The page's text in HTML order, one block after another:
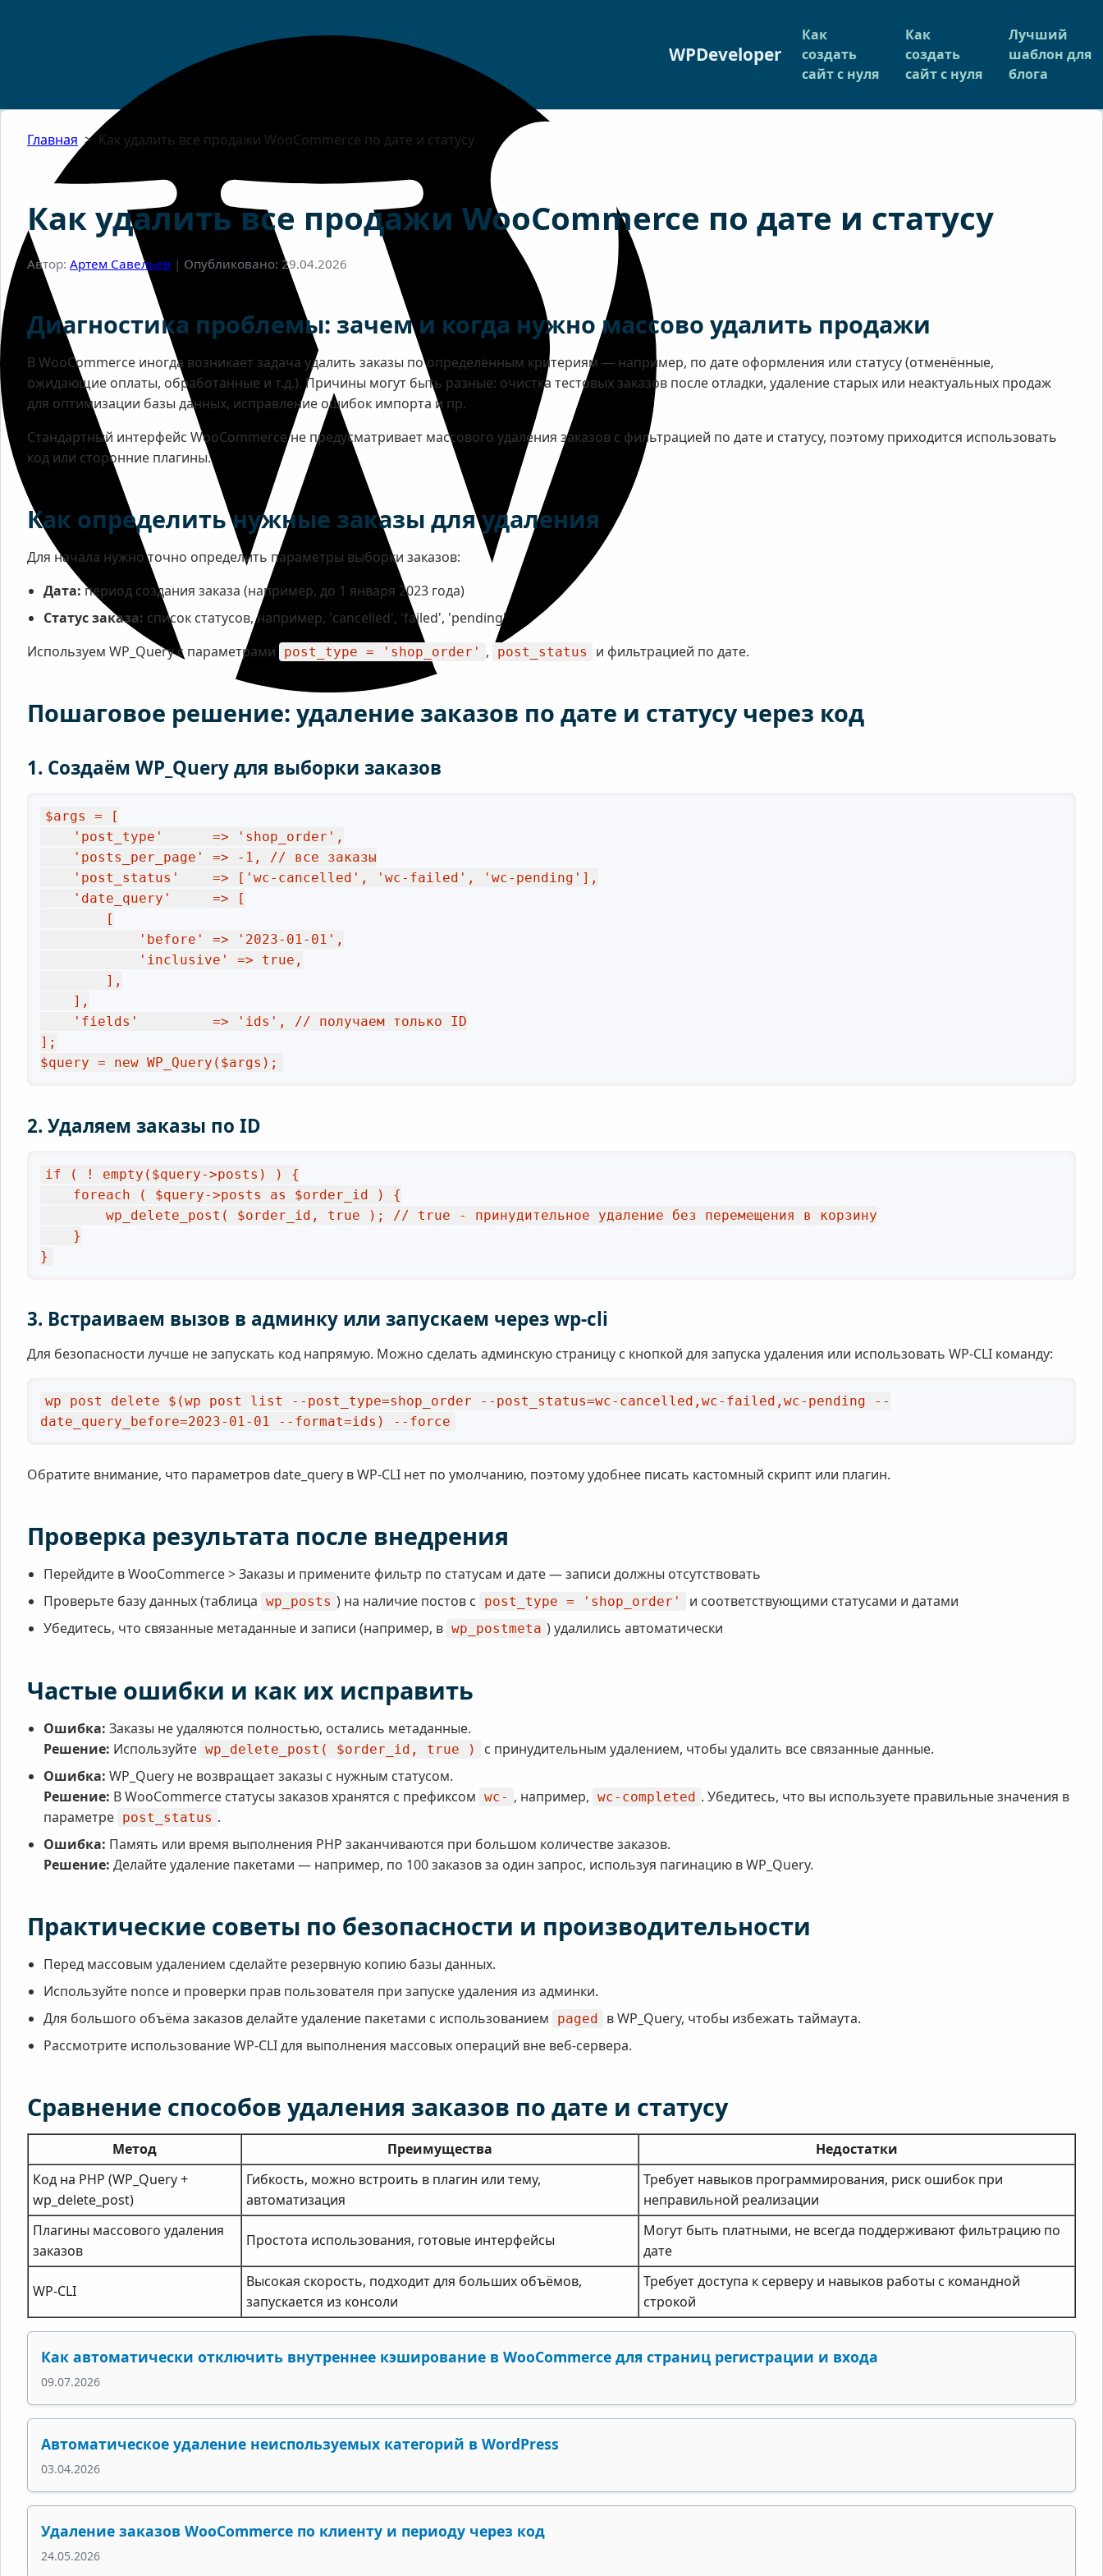
WPDeveloper
Как
создать
сайт с нуля
Как
создать
сайт с нуля
Лучший
шаблон для
блога
Главная > Как удалить все продажи WooCommerce по дате и статусу
Как удалить все продажи WooCommerce по дате и статусу
Автор: Артем Савельев | Опубликовано: 29.04.2026
Диагностика проблемы: зачем и когда нужно массово удалить продажи
В WooCommerce иногда возникает задача удалить заказы по определённым критериям — например, по дате оформления или статусу (отменённые,
ожидающие оплаты, обработанные и т.д.). Причины могут быть разные: очистка тестовых заказов после отладки, удаление старых или неактуальных продаж
для оптимизации базы данных, исправление ошибок импорта и пр.
Стандартный интерфейс WooCommerce не предусматривает массового удаления заказов с фильтрацией по дате и статусу, поэтому приходится использовать
код или сторонние плагины.
Как определить нужные заказы для удаления
Для начала нужно точно определить параметры выборки заказов:
Дата: период создания заказа (например, до 1 января 2023 года)
Статус заказа: список статусов, например, 'cancelled', 'failed', 'pending'
Используем WP_Query с параметрами
post_type = 'shop_order' , post_status и фильтрацией по дате.
Пошаговое решение: удаление заказов по дате и статусу через код
1. Создаём WP_Query для выборки заказов
$args = [
];
$query = new WP_Query($args);
2. Удаляем заказы по ID
if ( ! empty($query->posts) ) {
}
3. Встраиваем вызов в админку или запускаем через wp-cli
Для безопасности лучше не запускать код напрямую. Можно сделать админскую страницу с кнопкой для запуска удаления или использовать WP-CLI команду:
wp post delete $(wp post list --post_type=shop_order --post_status=wc-cancelled,wc-failed,wc-pending --
date_query_before=2023-01-01 --format=ids) --force
Обратите внимание, что параметров date_query в WP-CLI нет по умолчанию, поэтому удобнее писать кастомный скрипт или плагин.
Проверка результата после внедрения
Перейдите в WooCommerce > Заказы и примените фильтр по статусам и дате — записи должны отсутствовать
Проверьте базу данных (таблица wp_posts ) на наличие постов с post_type = 'shop_order'
и соответствующими статусами и датами
Убедитесь, что связанные метаданные и записи (например, в wp_postmeta ) удалились автоматически
Частые ошибки и как их исправить
Ошибка: Заказы не удаляются полностью, остались метаданные.
Решение: Используйте wp_delete_post( $order_id, true )
с принудительным удалением, чтобы удалить все связанные данные.
Ошибка: WP_Query не возвращает заказы с нужным статусом.
Решение: В WooCommerce статусы заказов хранятся с префиксом wc- , например, wc-completed . Убедитесь, что вы используете правильные значения в
параметре post_status .
Ошибка: Память или время выполнения PHP заканчиваются при большом количестве заказов.
Решение: Делайте удаление пакетами — например, по 100 заказов за один запрос, используя пагинацию в WP_Query.
Практические советы по безопасности и производительности
Перед массовым удалением сделайте резервную копию базы данных.
Используйте nonce и проверки прав пользователя при запуске удаления из админки.
Для большого объёма заказов делайте удаление пакетами с использованием
paged
в WP_Query, чтобы избежать таймаута.
Рассмотрите использование WP-CLI для выполнения массовых операций вне веб-сервера.
Сравнение способов удаления заказов по дате и статусу
Метод Преимущества
Недостатки
Код на PHP (WP_Query +
wp_delete_post)
Гибкость, можно встроить в плагин или тему,
автоматизация
Требует навыков программирования, риск ошибок при
неправильной реализации
Плагины массового удаления
заказов
Простота использования, готовые интерфейсы
Могут быть платными, не всегда поддерживают фильтрацию по
дате
WP-CLI
Высокая скорость, подходит для больших объёмов,
запускается из консоли
Требует доступа к серверу и навыков работы с командной
строкой
Как автоматически отключить внутреннее кэширование в WooCommerce для страниц регистрации и входа
09.07.2026
Автоматическое удаление неиспользуемых категорий в WordPress
03.04.2026
Удаление заказов WooCommerce по клиенту и периоду через код
24.05.2026